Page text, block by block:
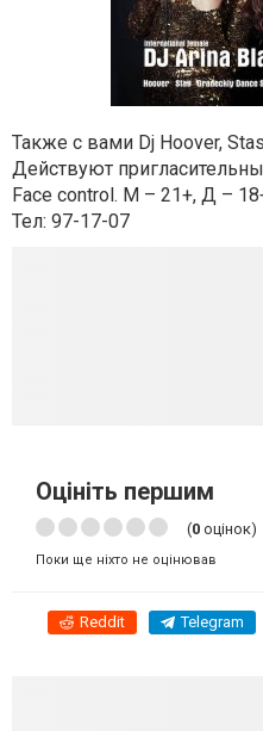
Также с вами Dj Hoover,
Действуют
Face control. М – 21+, Д –
Тел: 97-17-07
Оцініть першим
(0 оцінок)
Поки ще ніхто не оцінював
Reddit Telegram